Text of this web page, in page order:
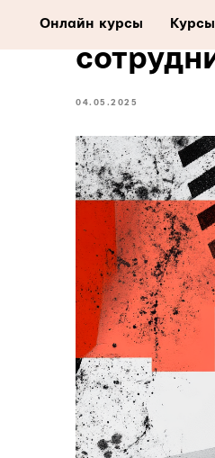
Онлайн курсы
Как
04.05.2025